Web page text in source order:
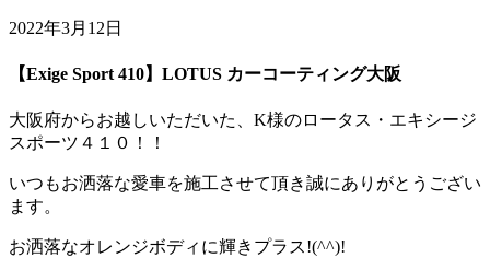
2022年3月12日
【Exige Sport 410】LOTUS カーコーティング大阪
大阪府からお越しいただいた、K様のロータス・エキシージ
スポーツ４１０！！
いつもお洒落な愛車を施工させて頂き誠にありがとうござい
ます。
お洒落なオレンジボディに輝きプラス!(^^)!